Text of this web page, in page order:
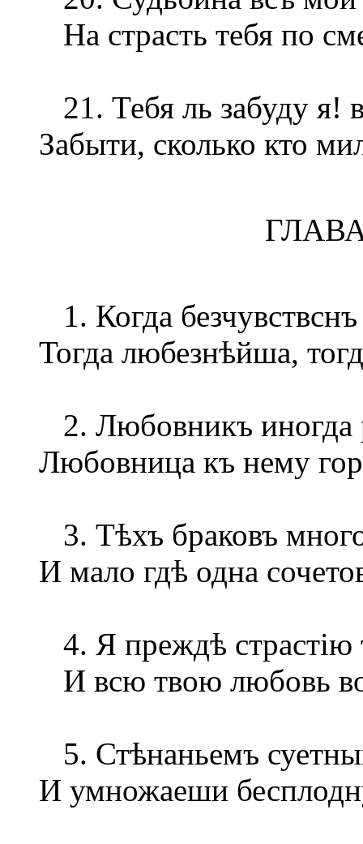
На страсть тебя по
21. Тебя ль забуду я!
Забыти, сколько кто
1. Когда
Тогда любезнѣйша,
2. Любовникъ иногда
Любовница къ нему
3. Тѣхъ браковъ
И мало гдѣ одна
4. Я преждѣ страстію
И всю твою любовь
5. Стѣнаньемъ
И умножаеши